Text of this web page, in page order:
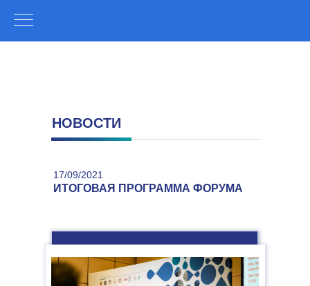
НОВОСТИ
ИТОГОВАЯ ПРОГРАММА ФОРУМА
17/09/2021